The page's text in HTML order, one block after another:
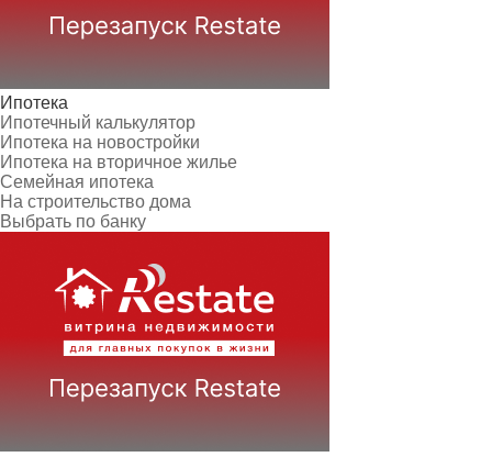
Ипотека
Ипотечный калькулятор
Ипотека на новостройки
Ипотека на вторичное жилье
Семейная ипотека
На строительство дома
Выбрать по банку